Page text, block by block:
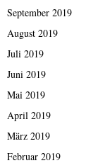
September 2019
August 2019
Juli 2019
Juni 2019
Mai 2019
April 2019
März 2019
Februar 2019